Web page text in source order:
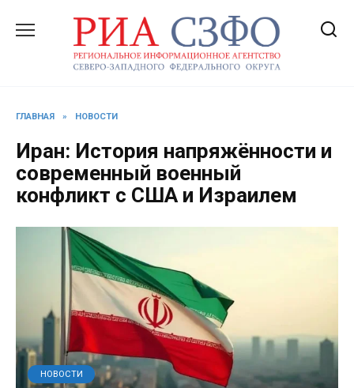
содержанию
ГЛАВНАЯ » НОВОСТИ
Иран: История напряжённости и
современный военный
конфликт с США и Израилем
НОВОСТИ